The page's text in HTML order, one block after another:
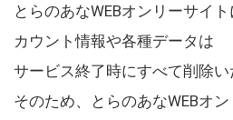
とらのあなWEBオンリーサイ
カウント情報や各種データは
サービス終了時にすべて削除い
そのため、とらのあなWEBオ